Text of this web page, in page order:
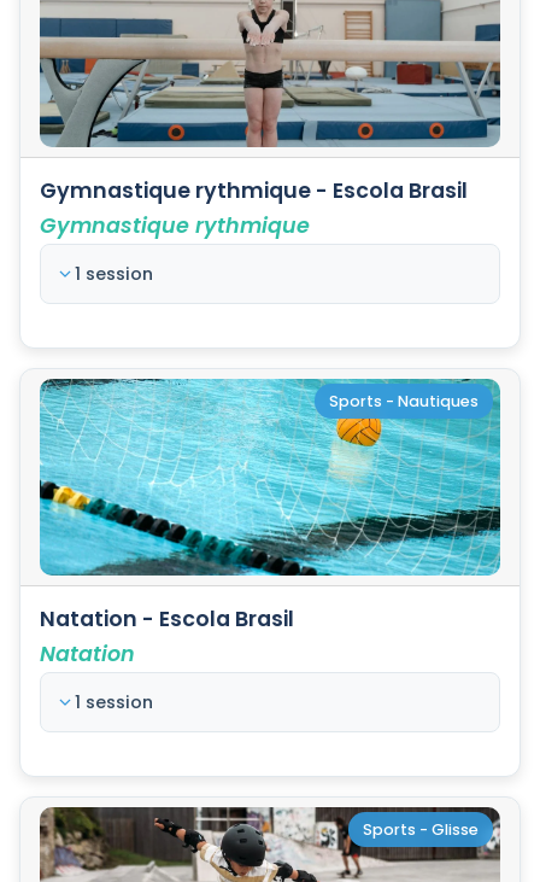
Gymnastique rythmique - Escola Brasil
Gymnastique rythmique
1 session
Sports - Nautiques
Natation - Escola Brasil
Natation
1 session
Sports - Glisse